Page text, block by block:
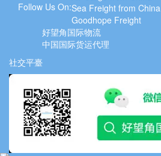
Follow Us On:Sea Freight from China
Goodhope Freight
好望角国际物流
中国国际货运代理
社交平臺